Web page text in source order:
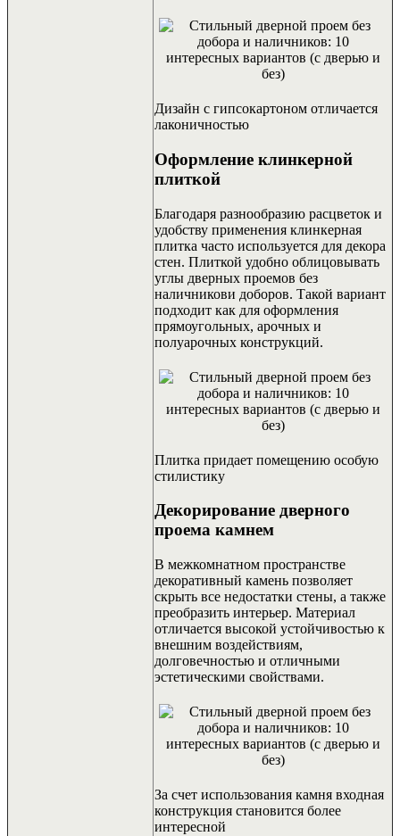
Дизайн с гипсокартоном отличается
лаконичностью
Оформление клинкерной
плиткой
Благодаря разнообразию расцветок и
удобству применения клинкерная
плитка часто используется для декора
стен. Плиткой удобно облицовывать
углы дверных проемов без
наличникови доборов. Такой вариант
подходит как для оформления
прямоугольных, арочных и
полуарочных конструкций.
Плитка придает помещению особую
стилистику
Декорирование дверного
проема камнем
В межкомнатном пространстве
декоративный камень позволяет
скрыть все недостатки стены, а также
преобразить интерьер. Материал
отличается высокой устойчивостью к
внешним воздействиям,
долговечностью и отличными
эстетическими свойствами.
За счет использования камня входная
конструкция становится более
интересной